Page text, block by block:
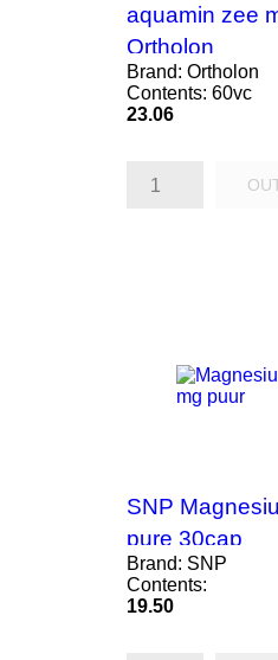
aquamin zee
Ortholon
Brand: Ortholon
Contents: 60vc
Price
23.06
SNP
pure 30cap
Brand: SNP
Contents:
Price
19.50